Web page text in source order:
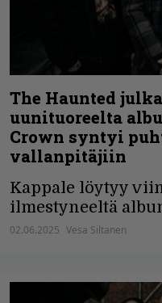
The Haunted
uunituoreelta
Crown syntyi
vallanpitäjiin
Kappale löytyy
ilmestyneeltä
02.06.2025 Vesa Siltanen